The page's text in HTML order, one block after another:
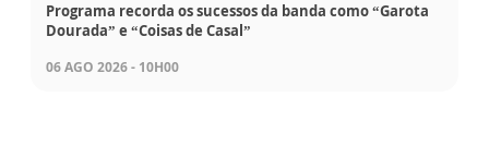
Programa recorda os sucessos da banda como “Garota
Dourada” e “Coisas de Casal”
06 AGO 2026 - 10H00